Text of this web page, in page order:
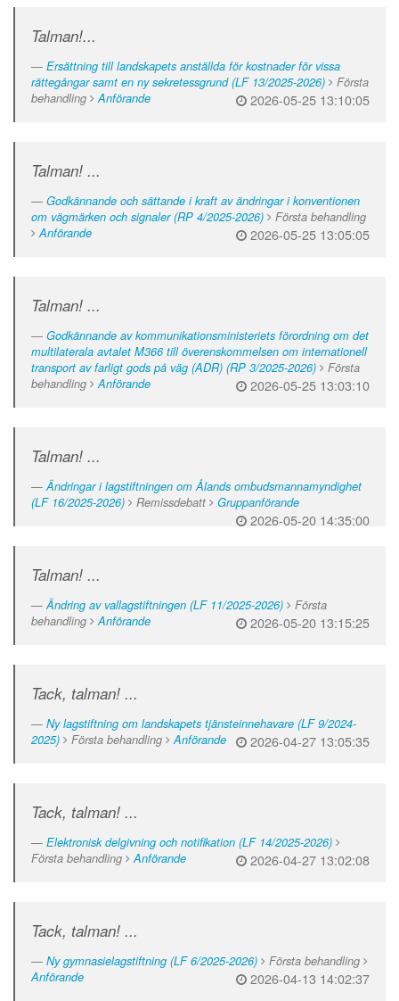
Talman!...
Ersättning till landskapets anställda för kostnader för vissa
rättegångar samt en ny sekretessgrund (LF 13/2025-2026)
Första
behandling
Anförande 2026-05-25 13:10:05
Talman! ...
Godkännande och sättande i kraft av ändringar i konventionen
om vägmärken och signaler (RP 4/2025-2026)
Första behandling
Anförande
2026-05-25 13:05:05
Talman! ...
Godkännande av kommunikationsministeriets förordning om det
multilaterala avtalet M366 till överenskommelsen om internationell
transport av farligt gods på väg (ADR) (RP 3/2025-2026)
Första
behandling
Anförande 2026-05-25 13:03:10
Talman! ...
Ändringar i lagstiftningen om Ålands ombudsmannamyndighet
(LF 16/2025-2026)
Remissdebatt Gruppanförande
2026-05-20 14:35:00
Talman! ...
Ändring av vallagstiftningen (LF 11/2025-2026)
Första
behandling
Anförande 2026-05-20 13:15:25
Tack, talman! ...
Ny lagstiftning om landskapets tjänsteinnehavare (LF 9/2024-
2025)
Första behandling Anförande 2026-04-27 13:05:35
Tack, talman! ...
Elektronisk delgivning och notifikation (LF 14/2025-2026)
Första behandling
Anförande 2026-04-27 13:02:08
Tack, talman! ...
Ny gymnasielagstiftning (LF 6/2025-2026)
Första behandling
Anförande
2026-04-13 14:02:37